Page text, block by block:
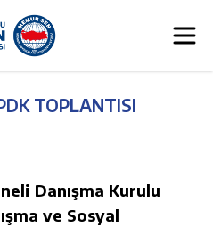
TOPLANTISI
Danışma Kurulu
ve Sosyal